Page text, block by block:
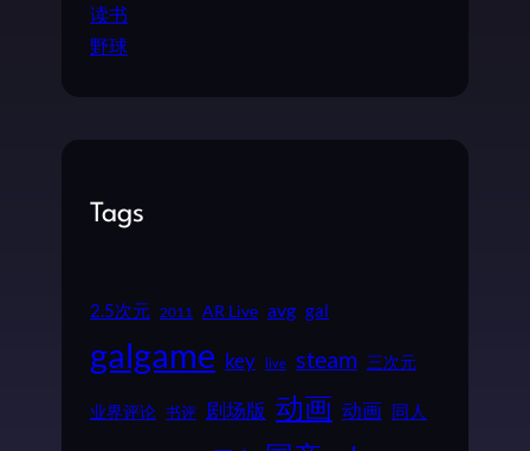
读书
野球
Tags
2.5次元 2011 AR Live avg gal
galgame key live steam 三次元
业界评论 书评 剧场版 动画 动画 同人